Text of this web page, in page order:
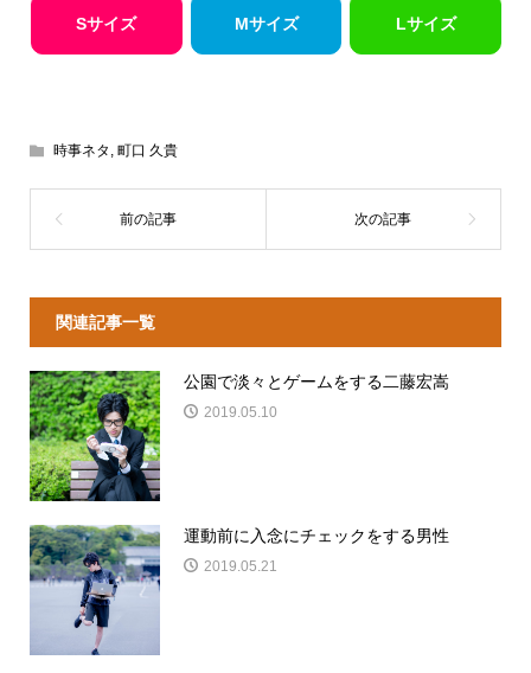
Sサイズ Mサイズ Lサイズ
時事ネタ , 町口 久貴
関連記事一覧
公園で淡々とゲームをする二藤宏嵩
2019.05.10
運動前に入念にチェックをする男性
2019.05.21